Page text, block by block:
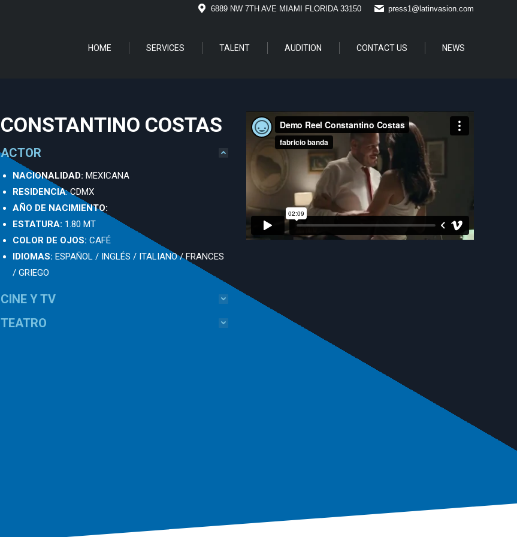
6889 NW 7TH AVE MIAMI FLORIDA 33150 press1@latinvasion.com
HOME SERVICES TALENT AUDITION CONTACT US NEWS
CONSTANTINO COSTAS
ACTOR
NACIONALIDAD: MEXICANA
RESIDENCIA: CDMX
AÑO DE NACIMIENTO:
ESTATURA: 1.80 MT
COLOR DE OJOS: CAFÉ
IDIOMAS: ESPAÑOL / INGLÉS / ITALIANO / FRANCES
/ GRIEGO
CINE Y TV
TEATRO